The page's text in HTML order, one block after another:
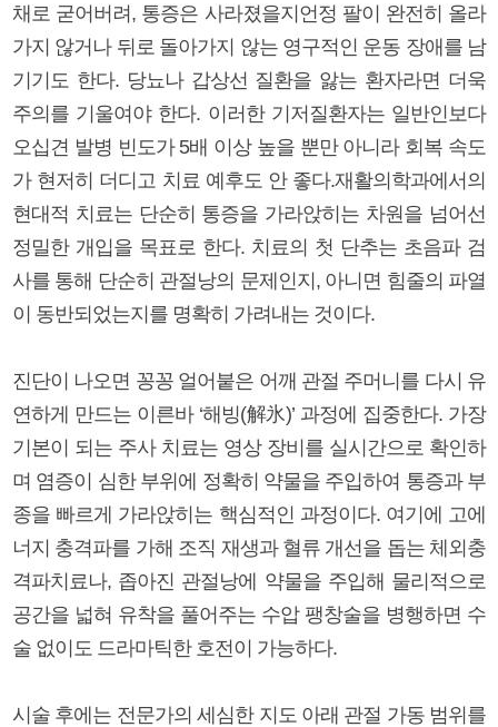
채로 굳어버려, 통증은 사라졌을지언정 팔이 완전히 올라
가지 않거나 뒤로 돌아가지 않는 영구적인 운동 장애를 남
기기도 한다. 당뇨나 갑상선 질환을 앓는 환자라면 더욱
주의를 기울여야 한다. 이러한 기저질환자는 일반인보다
오십견 발병 빈도가 5배 이상 높을 뿐만 아니라 회복 속도
가 현저히 더디고 치료 예후도 안 좋다.재활의학과에서의
현대적 치료는 단순히 통증을 가라앉히는 차원을 넘어선
정밀한 개입을 목표로 한다. 치료의 첫 단추는 초음파 검
사를 통해 단순히 관절낭의 문제인지, 아니면 힘줄의 파열
이 동반되었는지를 명확히 가려내는 것이다.
진단이 나오면 꽁꽁 얼어붙은 어깨 관절 주머니를 다시 유
연하게 만드는 이른바 ‘해빙(解氷)’ 과정에 집중한다. 가장
기본이 되는 주사 치료는 영상 장비를 실시간으로 확인하
며 염증이 심한 부위에 정확히 약물을 주입하여 통증과 부
종을 빠르게 가라앉히는 핵심적인 과정이다. 여기에 고에
너지 충격파를 가해 조직 재생과 혈류 개선을 돕는 체외충
격파치료나, 좁아진 관절낭에 약물을 주입해 물리적으로
공간을 넓혀 유착을 풀어주는 수압 팽창술을 병행하면 수
술 없이도 드라마틱한 호전이 가능하다.
시술 후에는 전문가의 세심한 지도 아래 관절 가동 범위를